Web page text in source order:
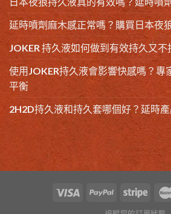
延時噴劑麻木感正常嗎？購買日本夜
JOKER 持久液如何做到有效持久又不
使用JOKER持久液會影響快感嗎？專
平衡
2H2D持久液和持久套哪個好？延時